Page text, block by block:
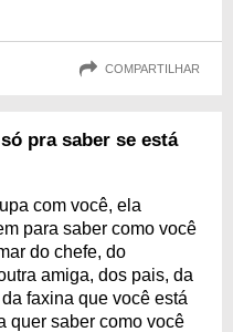
COMPARTILHAR
pra saber se está
com você, ela
para saber como você
do chefe, do
amiga, dos pais, da
faxina que você está
quer saber como você